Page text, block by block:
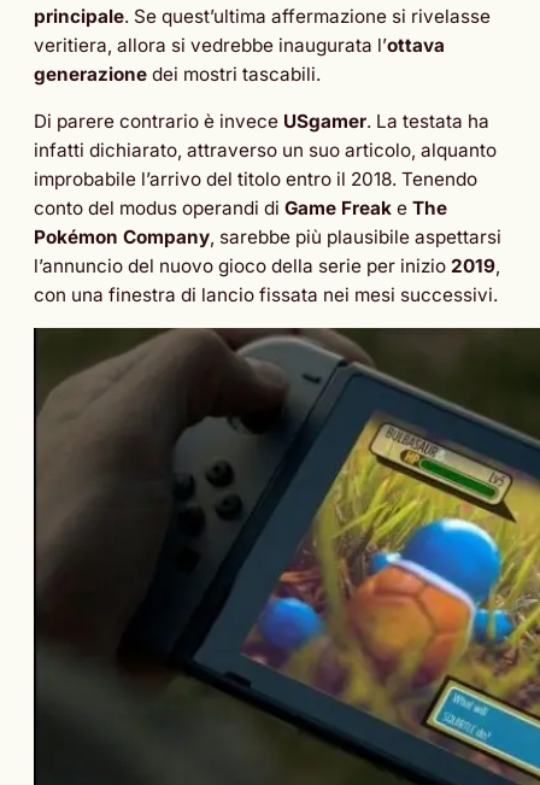
principale. Se quest’ultima affermazione si rivelasse
veritiera, allora si vedrebbe inaugurata l’ottava
generazione dei mostri tascabili.
Di parere contrario è invece USgamer. La testata ha
infatti dichiarato, attraverso un suo articolo, alquanto
improbabile l’arrivo del titolo entro il 2018. Tenendo
conto del modus operandi di Game Freak e The
Pokémon Company, sarebbe più plausibile aspettarsi
l’annuncio del nuovo gioco della serie per inizio 2019,
con una finestra di lancio fissata nei mesi successivi.